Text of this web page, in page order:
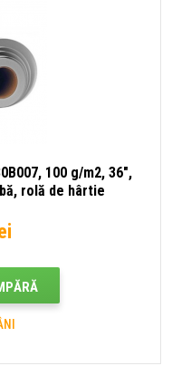
100 g/m2, 36",
rolă de hârtie